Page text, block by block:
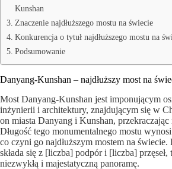
Kunshan
Znaczenie najdłuższego mostu na świecie
Konkurencja o tytuł najdłuższego mostu na
Podsumowanie
Danyang-Kunshan – najdłuższy most na
Most Danyang-Kunshan jest imponującym
inżynierii i architektury, znajdującym się w
on miasta Danyang i Kunshan, przekraczając
Długość tego monumentalnego mostu
co czyni go najdłuższym mostem na świecie.
składa się z [liczba] podpór i [liczba] przęseł,
niezwykłą i majestatyczną panoramę.